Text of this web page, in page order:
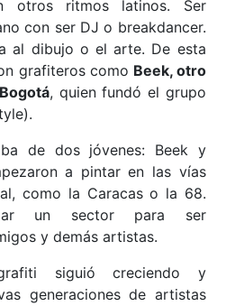
otros ritmos latinos. Ser
con ser DJ o breakdancer.
al dibujo o el arte. De esta
grafiteros como Beek, otro
, quien fundó el grupo
de dos jóvenes: Beek y
a pintar en las vías
como la Caracas o la 68.
un sector para ser
y demás artistas.
siguió creciendo y
generaciones de artistas